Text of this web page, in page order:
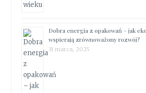
Dobra energia z opakowań – jak
wspierają zrównoważony rozwój?
31 marca, 2025